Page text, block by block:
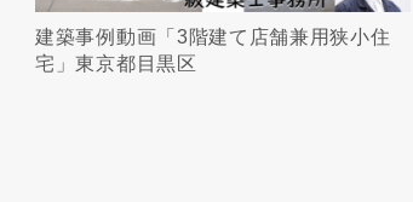
建築事例動画「3階建て店舗兼用狭小住
宅」東京都目黒区